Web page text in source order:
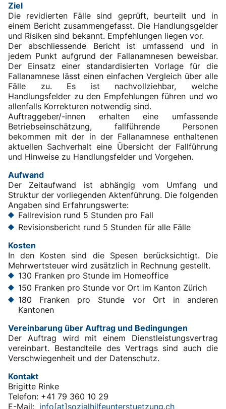
Ziel
Die revidierten Fälle sind geprüft, beurteilt und in
einem Bericht zusammengefasst. Die Handlungsgelder
und Risiken sind bekannt. Empfehlungen liegen vor.
Der abschliessende Bericht ist umfassend und in
jedem Punkt aufgrund der Fallanamnesen beweisbar.
Der Einsatz einer standardisierten Vorlage für die
Fallanamnese lässt einen einfachen Vergleich über alle
Fälle zu. Es ist nachvollziehbar, welche
Handlungsfelder zu den Empfehlungen führen und wo
allenfalls Korrekturen notwendig sind.
Auftraggeber/-innen erhalten eine umfassende
Betriebseinschätzung, fallführende Personen
bekommen mit der in der Fallanamnese enthaltenen
aktuellen Sachverhalt eine Übersicht der Fallführung
und Hinweise zu Handlungsfelder und Vorgehen.
Aufwand
Der Zeitaufwand ist abhängig vom Umfang und
Struktur der vorliegenden Aktenführung. Die folgenden
Angaben sind Erfahrungswerte:
Fallrevision rund 5 Stunden pro Fall
Revisionsbericht rund 5 Stunden für alle Fälle
Kosten
In den Kosten sind die Spesen berücksichtigt. Die
Mehrwertsteuer wird zusätzlich in Rechnung gestellt.
130 Franken pro Stunde im Homeoffice
150 Franken pro Stunde vor Ort im Kanton Zürich
180 Franken pro Stunde vor Ort in anderen
Kantonen
Vereinbarung über Auftrag und Bedingungen
Der Auftrag wird mit einem Dienstleistungsvertrag
vereinbart. Bestandteile des Vertrags sind auch die
Verschwiegenheit und der Datenschutz.
Kontakt
Brigitte Rinke
Telefon: +41 79 360 10 29
E-Mail: info[at]sozialhilfeunterstuetzung.ch